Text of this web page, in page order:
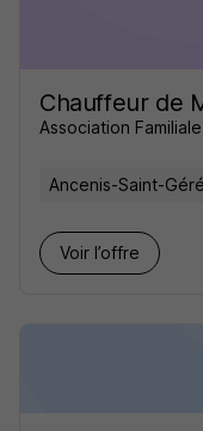
Chauffeur de
Association
Ancenis-Saint-
Voir l’offre